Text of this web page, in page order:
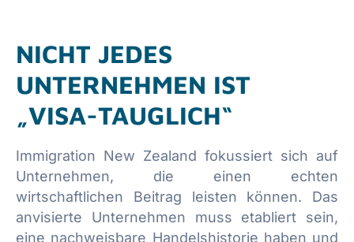
NICHT JEDES
UNTERNEHMEN IST
„VISA-TAUGLICH“
Immigration New Zealand fokussiert sich auf
Unternehmen, die einen echten
wirtschaftlichen Beitrag leisten können. Das
anvisierte Unternehmen muss etabliert sein,
eine nachweisbare Handelshistorie haben und